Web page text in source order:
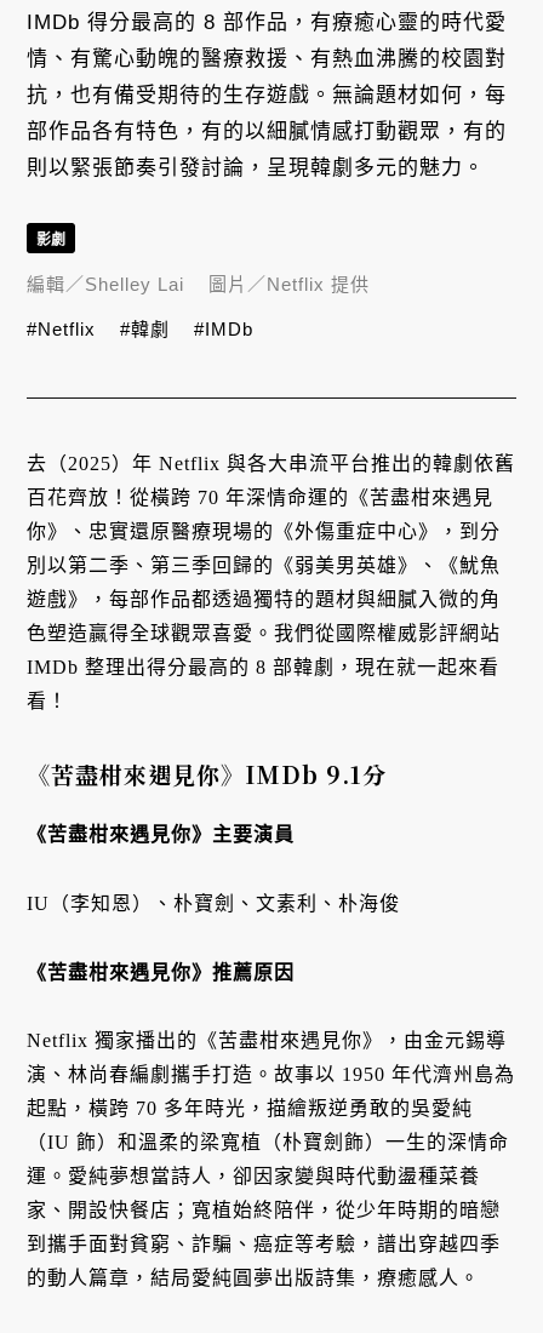
IMDb 得分最高的 8 部作品，有療癒心靈的時代愛
情、有驚心動魄的醫療救援、有熱血沸騰的校園對
抗，也有備受期待的生存遊戲。無論題材如何，每
部作品各有特色，有的以細膩情感打動觀眾，有的
則以緊張節奏引發討論，呈現韓劇多元的魅力。
去（2025）年 Netflix 與各大串流平台推出的韓劇依舊
百花齊放！從橫跨 70 年深情命運的《苦盡柑來遇見
你》、忠實還原醫療現場的《外傷重症中心》，到分
別以第二季、第三季回歸的《弱美男英雄》、《魷魚
遊戲》，每部作品都透過獨特的題材與細膩入微的角
色塑造贏得全球觀眾喜愛。我們從國際權威影評網站
IMDb 整理出得分最高的 8 部韓劇，現在就一起來看
看！
《苦盡柑來遇見你》IMDb 9.1分
《苦盡柑來遇見你》主要演員
IU（李知恩）、朴寶劍、文素利、朴海俊
《苦盡柑來遇見你》推薦原因
Netflix 獨家播出的《苦盡柑來遇見你》，由金元錫導
演、林尚春編劇攜手打造。故事以 1950 年代濟州島為
起點，橫跨 70 多年時光，描繪叛逆勇敢的吳愛純
（IU 飾）和溫柔的梁寬植（朴寶劍飾）一生的深情命
運。愛純夢想當詩人，卻因家變與時代動盪種菜養
家、開設快餐店；寬植始終陪伴，從少年時期的暗戀
到攜手面對貧窮、詐騙、癌症等考驗，譜出穿越四季
的動人篇章，結局愛純圓夢出版詩集，療癒感人。
影劇
編輯／Shelley Lai 圖片／Netflix 提供
#Netflix #韓劇 #IMDb